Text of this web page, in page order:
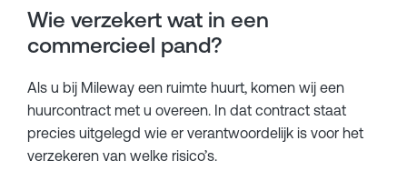
Wie verzekert wat in een
commercieel pand?
Als u bij Mileway een ruimte huurt, komen wij een
huurcontract met u overeen. In dat contract staat
precies uitgelegd wie er verantwoordelijk is voor het
verzekeren van welke risico’s.